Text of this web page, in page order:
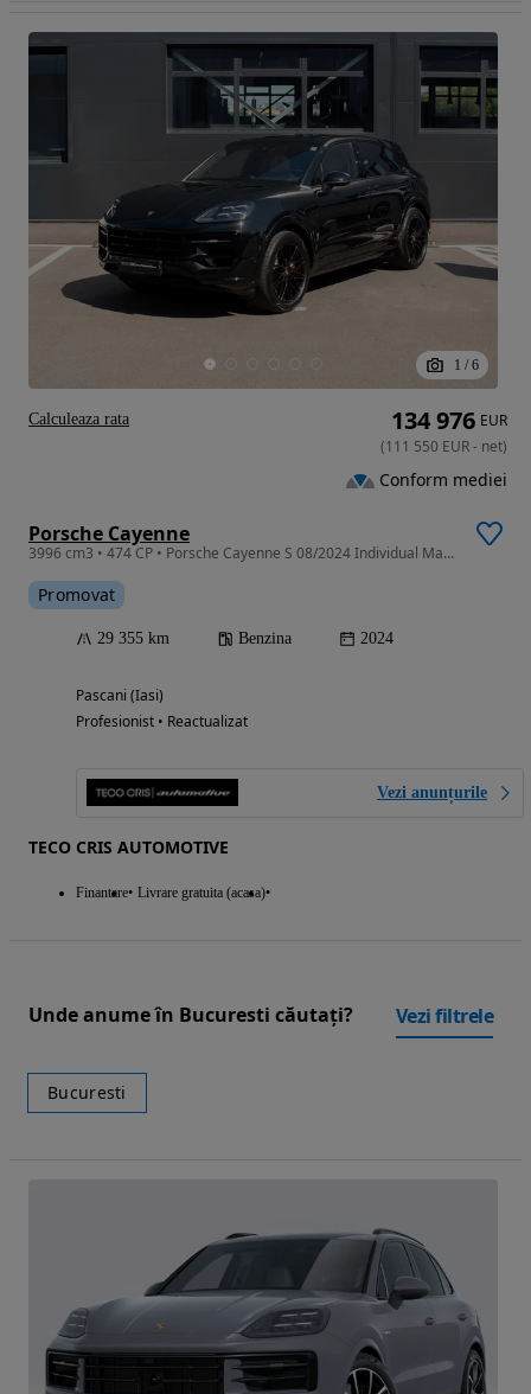
1 / 6
Porsche Cayenne
3996 cm3 • 474 CP • Porsche Cayenne S 08/2024 Individual Manufaktur - Tva/Leasing/Approved
Promovat
29 355 km Benzina 2024
Pascani (Iasi)
Profesionist • Reactualizat
Vezi anunțurile
TECO CRIS AUTOMOTIVE
Finantare Livrare gratuita (acasa)
134 976 EUR
(111 550 EUR- net)
Conform mediei
Calculeaza rata
Unde anume în Bucuresti căutați? Vezi filtrele
Bucuresti